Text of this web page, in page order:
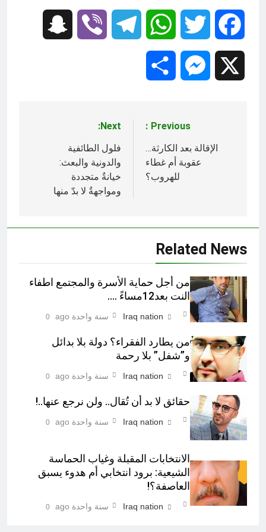
Facebook
Twitter
WhatsApp
Telegram
Viber
Messenger
المقالات
Previous:
الإقالة بعد الكارثة…
عقوبة أم غطاء
للهروب؟
Next:
فلول الطائفية
والدونية والبعث:
خيانةٌ متجددة
ومواجهةٌ لا بدّ منها
Related News
من أجل حماية الأسرة والمجتمع اطفاء
النت بعد12مساءً ….
Iraq nation سنة واحدة ago 0
من يطارد الفقراء؟ دولة بلا بدائل
و”شفل” بلا رحمة
Iraq nation سنة واحدة ago 0
حقائق لا بد أن تُقال.. ولن نرجع عنها..!
Iraq nation سنة واحدة ago 0
الانتخابات المقبلة وغياب الحماسة
الشيعية: برود انتخابي أم هدوء يسبق
العاصفة؟!
Iraq nation سنة واحدة ago 0